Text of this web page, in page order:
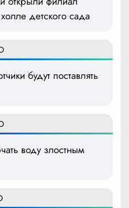
детского сада
будут поставлять
воду злостным